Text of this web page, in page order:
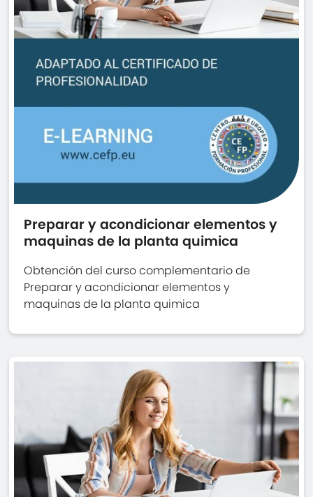
Preparar y acondicionar elementos y
maquinas de la planta quimica
Obtención del curso complementario de
Preparar y acondicionar elementos y
maquinas de la planta quimica